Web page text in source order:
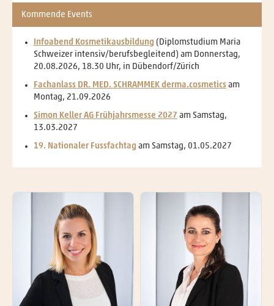
Kommende Events
Infoabend Kosmetikausbildung (Diplomstudium Maria
Schweizer intensiv/berufsbegleitend) am Donnerstag,
20.08.2026, 18.30 Uhr, in Dübendorf/Zürich
Fachanlass DR. MED. SCHRAMMEK derma.cosmetics am
Montag, 21.09.2026
Simon Keller AG Frühjahrsmesse 2027 am Samstag,
13.03.2027
19. Nationaler Fussfachtag am Samstag, 01.05.2027